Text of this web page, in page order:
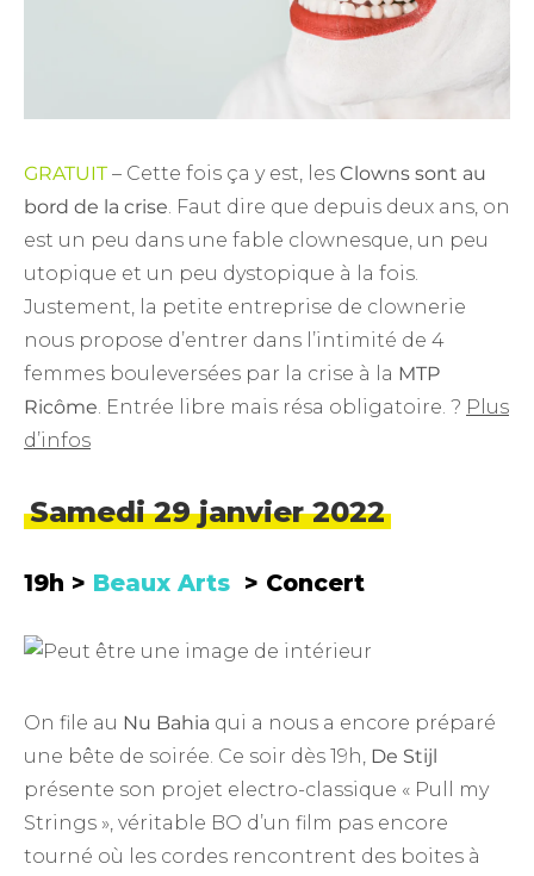
GRATUIT – Cette fois ça y est, les Clowns sont au
bord de la crise . Faut dire que depuis deux ans, on
est un peu dans une fable clownesque, un peu
utopique et un peu dystopique à la fois.
Justement, la petite entreprise de clownerie
nous propose d’entrer dans l’intimité de 4
femmes bouleversées par la crise à la MTP
Ricôme . Entrée libre mais résa obligatoire. ? Plus
d’infos
Samedi 29 janvier 2022
19h > Beaux Arts > Concert
On file au Nu Bahia qui a nous a encore préparé
une bête de soirée. Ce soir dès 19h, De Stijl
présente son projet electro-classique « Pull my
Strings », véritable BO d’un film pas encore
tourné où les cordes rencontrent des boites à